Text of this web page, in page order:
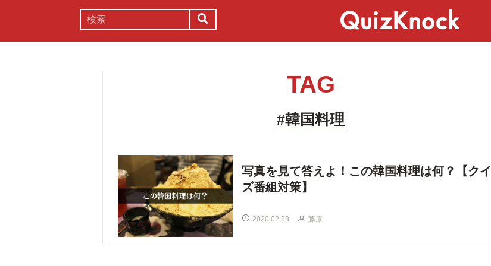
TAG
#韓国料理
写真を見て答えよ！この韓国料理は何？【クイ
ズ番組対策】
2020.02.28 藤原